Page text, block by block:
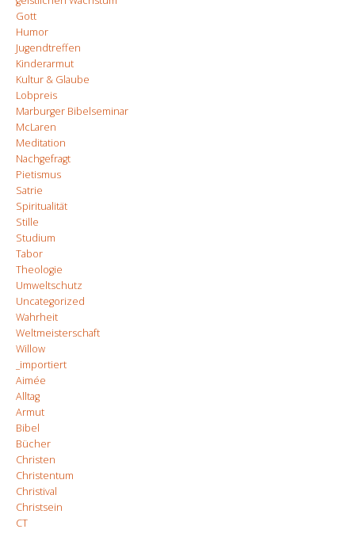
Gott
Humor
Jugendtreffen
Kinderarmut
Kultur & Glaube
Lobpreis
Marburger Bibelseminar
McLaren
Meditation
Nachgefragt
Pietismus
Satrie
Spiritualität
Stille
Studium
Tabor
Theologie
Umweltschutz
Uncategorized
Wahrheit
Weltmeisterschaft
Willow
_importiert
Aimée
Alltag
Armut
Bibel
Bücher
Christen
Christentum
Christival
Christsein
CT